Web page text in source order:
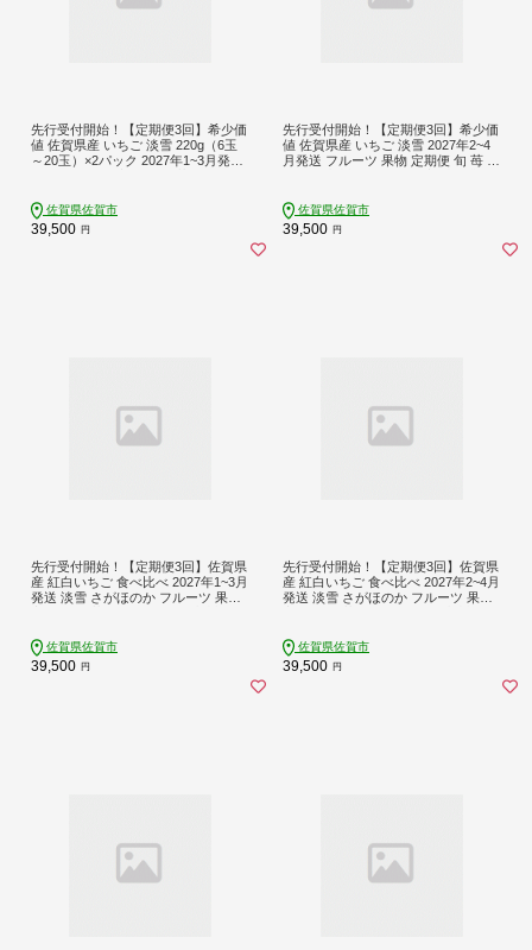
先行受付開始！【定期便3回】希少価
値 佐賀県産 いちご 淡雪 220g（6玉
～20玉）×2パック 2027年1~3月発送
008佐賀県佐賀市
39,500 円
先行受付開始！【定期便3回】希少価
値 佐賀県産 いちご 淡雪 2027年2~4
月発送 フルーツ 果物 定期便 旬 苺 白
佐賀県佐賀市
39,500 円
先行受付開始！【定期便3回】佐賀県
産 紅白いちご 食べ比べ 2027年1~3月
発送 淡雪 さがほのか フルーツ 果物
佐賀県佐賀市
39,500 円
先行受付開始！【定期便3回】佐賀県
産 紅白いちご 食べ比べ 2027年2~4月
発送 淡雪 さがほのか フルーツ 果物
佐賀県佐賀市
39,500 円